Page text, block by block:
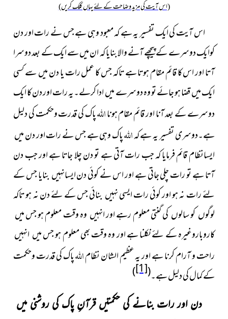
(اس آیت کی مزید وضاحت کے لئے یہاں کلک کریں)
اس آیت کی ایک تفسیر یہ ہے کہ معبود وہی ہے جس نے رات اور دن
کوایک دوسرے کے پیچھے آنے والا بنایا کہ ان میں سے ایک کے بعد دوسرا
آتا اور اس کا قائم مقام ہوتا ہے تاکہ جس کا عمل رات یا دن میں سے کسی
ایک میں قضا ہو جائے تو وہ دوسرے میں ادا کرلے۔یہ رات اور دن کا ایک
دوسرے کے بعد آنا اور قائم مقام ہونااللہپاک کی قدرت وحکمت کی دلیل
ہے۔دوسری تفسیر یہ ہے کہاللہپاک وہی ہے جس نے رات اور دن میں
ایسانظام قائم فرمایا کہ جب رات آتی ہے تو دن چلا جاتا ہے اور جب دن
آتا ہے تو رات چلی جاتی ہے اور اس نے کوئی دن ایسانہیں بنایا جس کے
لئے رات نہ ہو اور کوئی رات ایسی نہیں بنائی جس کے لئے دن نہ ہو تاکہ
لوگوں کو سالوں کی گنتی معلوم رہے اور انہیں وہ وقت معلوم ہو جس میں
کاروباروغیرہ کے لئے نکلنا ہے اور وہ وقت بھی معلوم ہو جس میں انہیں
راحت و آرام کرنا ہے اور یہ عظیم الشان نظاماللہپاک کی قدرت وحکمت
کے کمال کی دلیل ہے۔(
[1]
)
دن اور رات بنانے کی حکمتیں قرآنِ پاک کی روشنی میں